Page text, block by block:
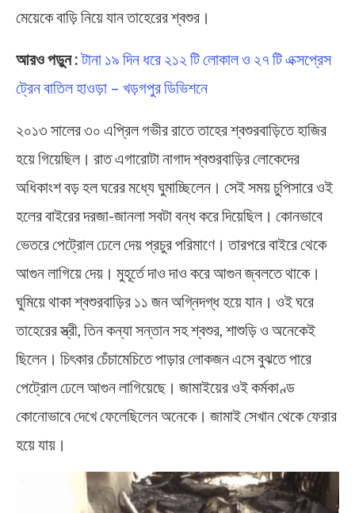
মেয়েকে বাড়ি নিয়ে যান তাহেরের শ্বশুর।
আরও পড়ুন : টানা ১৯ দিন ধরে ২১২ টি লোকাল ও ২৭ টি এক্সপ্রেস
ট্রেন বাতিল হাওড়া – খড়গপুর ডিভিশনে
২০১৩ সালের ৩০ এপ্রিল গভীর রাতে তাহের শ্বশুরবাড়িতে হাজির
হয়ে গিয়েছিল। রাত এগারোটা নাগাদ শ্বশুরবাড়ির লোকেদের
অধিকাংশ বড় হল ঘরের মধ্যে ঘুমাচ্ছিলেন। সেই সময় চুপিসারে ওই
হলের বাইরের দরজা-জানলা সবটা বন্ধ করে দিয়েছিল। কোনভাবে
ভেতরে পেট্রোল ঢেলে দেয় প্রচুর পরিমাণে। তারপরে বাইরে থেকে
আগুন লাগিয়ে দেয়। মুহূর্তে দাও দাও করে আগুন জ্বলতে থাকে।
ঘুমিয়ে থাকা শ্বশুরবাড়ির ১১ জন অগ্নিদগ্ধ হয়ে যান। ওই ঘরে
তাহেরের স্ত্রী, তিন কন্যা সন্তান সহ শ্বশুর, শাশুড়ি ও অনেকেই
ছিলেন। চিৎকার চেঁচামেচিতে পাড়ার লোকজন এসে বুঝতে পারে
পেট্রোল ঢেলে আগুন লাগিয়েছে। জামাইয়ের ওই কর্মকাণ্ড
কোনোভাবে দেখে ফেলেছিলেন অনেকে। জামাই সেখান থেকে ফেরার
হয়ে যায়।